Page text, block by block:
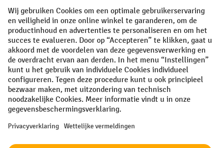
Algemene leveringsvoorwaarden Copyright
Privacyverklaring Privacy Instellingen
All prices excl. VAT plusshipping costs and possible delivery charges,
if not stated otherwise.
¹ De korting is geldig zolang de voorraad strekt. De korting is niet van
toepassing op speciale prijzen. Een combinatie met andere
procentuele kortingen of vouchers is niet mogelijk. | ² De korting
nieuwsbrief. De voucher is 10 dagen geldig en kan online worden